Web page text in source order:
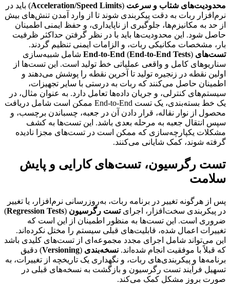
محدودیت‌های شتاب و سرعت (
Acceleration/Speed Limits) باید در
نرم‌افزار ربات به دقت پیکربندی شوند تا از وارد آمدن تنش‌های بیش
از حد به مکانیزم‌ها، جلوگیری از ناپایداری، و حفظ ایمنی اطمینان
حاصل شود. این محدودیت‌ها باید با در نظر گرفتن حداکثر ظرفیت
بار، مشخصات مکانیکی ربات، و الزامات ایمنی تنظیم گردند.
تست‌های End-to-End
(End-to-End Tests
) شامل شبیه‌سازی
سناریوهای کامل و واقعی عملیاتی خط تولید است. این تست‌ها از
اولین نقطه در زنجیره تولید تا آخرین نقطه را پوشش می‌دهند و
اطمینان حاصل می‌کنند که ربات به درستی با سایر تجهیزات،
سیستم‌های کنترلی، و جریان داده‌ها تعامل دارد. به عنوان مثال، در
یک خط بسته‌بندی، یک تست End-to-End ممکن است شامل دریافت
محصول از نوار نقاله، قرار دادن آن در جعبه، چسباندن برچسب، و
سپس انتقال جعبه به مرحله بعدی باشد. این تست‌ها به کشف
مشکلات یکپارچه‌سازی که ممکن است در تست‌های مجزا نادیده
گرفته شوند، کمک شایانی می‌کنند.
تست رگرسیون، تست‌های کارایی و پایش
سلامت
پس از هرگونه تغییر در برنامه ربات، به‌روزرسانی نرم‌افزار، یا تغییر
در پیکربندی سخت‌افزار، اجرایتست رگرسیون (
Regression Tests
)
ضروری است. این تست‌ها به منظور اطمینان از این است که
تغییرات اعمال شده، قابلیت‌های قبلی سیستم را مختل نکرده‌اند.
این می‌تواند شامل اجرای مجدد مجموعه‌ای از تست‌های کلیدی باشد
که قبلاً با موفقیت انجام شده‌اند. نسخه‌بندی (
Versioning) دقیق
برنامه‌ها و پیکربندی‌های ربات، و نگهداری یک تاریخچه از تغییرات، به
تسهیل فرآیند تست رگرسیون و بازگشت به نسخه‌های قبلی در
صورت بروز مشکل کمک می‌کند.